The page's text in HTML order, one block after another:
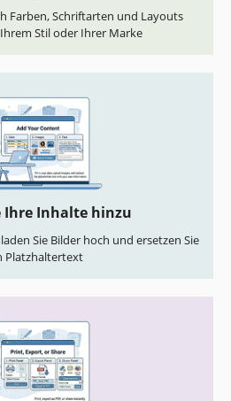
Farben, Schriftarten und Layouts
Stil oder Ihrer Marke
Ihre Inhalte hinzu
Sie Bilder hoch und ersetzen Sie
Platzhaltertext